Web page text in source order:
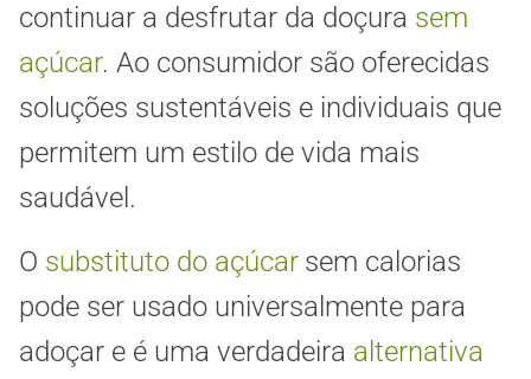
continuar a desfrutar da doçura sem
açúcar. Ao consumidor são oferecidas
soluções sustentáveis e individuais que
permitem um estilo de vida mais
saudável.
O substituto do açúcar sem calorias
pode ser usado universalmente para
adoçar e é uma verdadeira alternativa